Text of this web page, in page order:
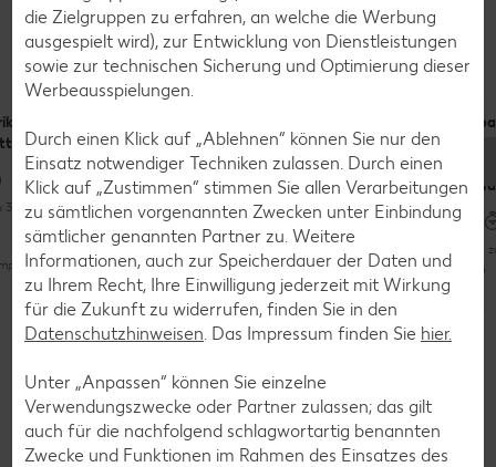
Rezepte
Leckere Rezepte zum Nachkochen
30 Minuten
Vegetarisch
Paprikaschoten
mit Vollkornreis
Bis zu 60 Minuten
Unkompliziert
Glutenfrei
Paprika mit
Buchweizen
Bis zu 30 Minuten
Unkompliziert
Bis
Weitere Rezepte entdecken
Zurück zum Lebensmittellexikon
die Zielgruppen zu erfahren, an welche die Werbung
ausgespielt wird), zur Entwicklung von Dienstleistungen
sowie zur technischen Sicherung und Optimierung dieser
Werbeausspielungen.
Durch einen Klick auf „Ablehnen“ können Sie nur den
Einsatz notwendiger Techniken zulassen. Durch einen
Klick auf „Zustimmen“ stimmen Sie allen Verarbeitungen
zu sämtlichen vorgenannten Zwecken unter Einbindung
sämtlicher genannten Partner zu. Weitere
Informationen, auch zur Speicherdauer der Daten und
zu Ihrem Recht, Ihre Einwilligung jederzeit mit Wirkung
für die Zukunft zu widerrufen, finden Sie in den
Datenschutzhinweisen . Das Impressum finden Sie hier.
Unter „Anpassen“ können Sie einzelne
Verwendungszwecke oder Partner zulassen; das gilt
auch für die nachfolgend schlagwortartig benannten
Zwecke und Funktionen im Rahmen des Einsatzes des